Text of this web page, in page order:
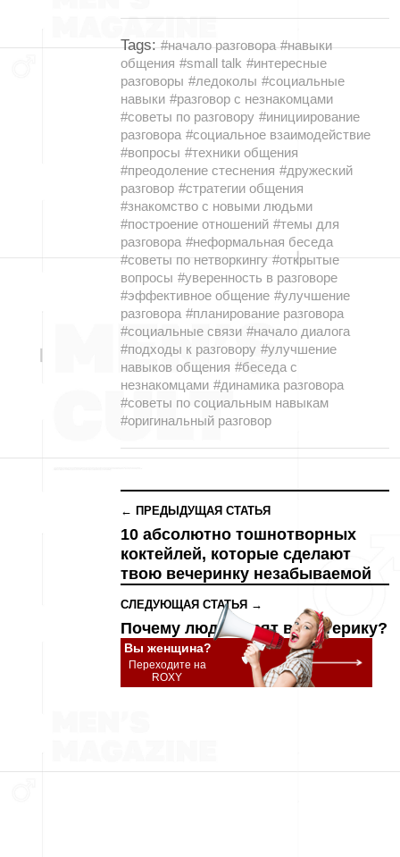
Tags: #начало разговора #навыки
общения #small talk #интересные
разговоры #ледоколы #социальные
навыки #разговор с незнакомцами
#советы по разговору #инициирование
разговора #социальное взаимодействие
#вопросы #техники общения
#преодоление стеснения #дружеский
разговор #стратегии общения
#знакомство с новыми людьми
#построение отношений #темы для
разговора #неформальная беседа
#советы по нетворкингу #открытые
вопросы #уверенность в разговоре
#эффективное общение #улучшение
разговора #планирование разговора
#социальные связи #начало диалога
#подходы к разговору #улучшение
навыков общения #беседа с
незнакомцами #динамика разговора
#советы по социальным навыкам
#оригинальный разговор
← ПРЕДЫДУЩАЯ СТАТЬЯ
10 абсолютно тошнотворных
коктейлей, которые сделают
твою вечеринку незабываемой
СЛЕДУЮЩАЯ СТАТЬЯ →
Почему люди верят в эзотерику?
Вы женщина?
Переходите на
ROXY